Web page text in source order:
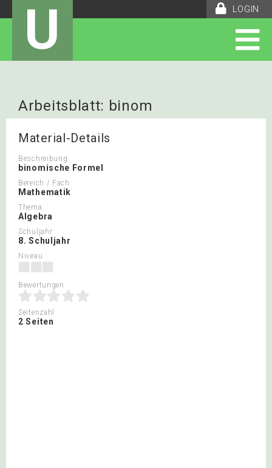
LOGIN
U
Arbeitsblatt: binom
Material-Details
Beschreibung
binomische Formel
Bereich / Fach
Mathematik
Thema
Algebra
Schuljahr
8. Schuljahr
Niveau
Bewertungen
Seitenzahl
2 Seiten